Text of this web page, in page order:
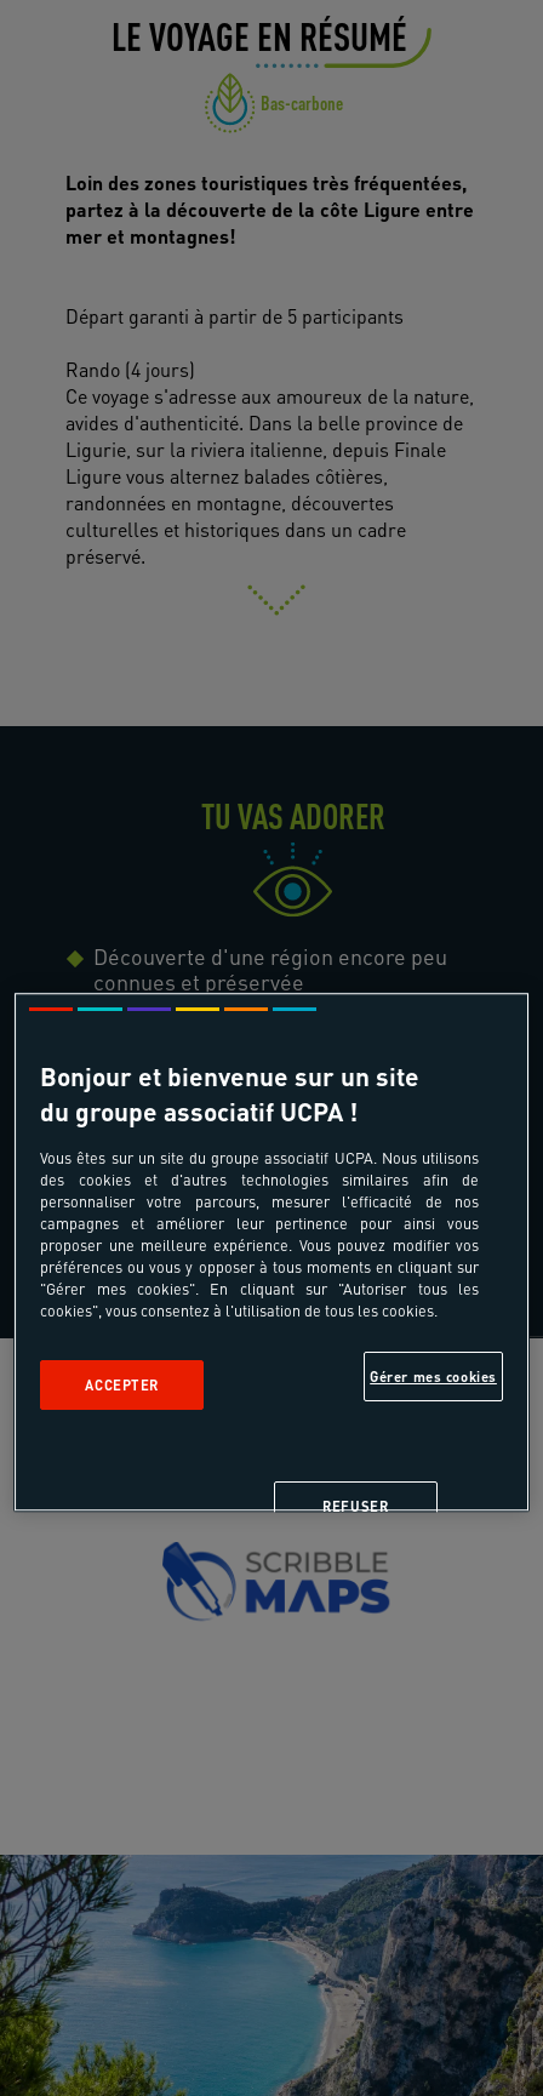
LE VOYAGE EN RÉSUMÉ
Bas-carbone
Loin des zones touristiques très fréquentées,
partez à la découverte de la côte Ligure entre
mer et montagnes!
Départ garanti à partir de 5 participants
Rando (4 jours)
Ce voyage s'adresse aux amoureux de la nature,
avides d'authenticité. Dans la belle province de
Ligurie, sur la riviera italienne, depuis Finale
Ligure vous alternez balades côtières,
randonnées en montagne, découvertes
culturelles et historiques dans un cadre
préservé.
TU VAS ADORER
Découverte d'une région encore peu
connues et préservée
Les sentiers panoramiques le long de la
côte
Un arrière-pays pour les amoureux de la
randonnée
La cuisine typique de la région : pesto,
focaccia, fruits de mer
Bonjour et bienvenue sur un site
du groupe associatif UCPA !
Vous êtes sur un site du groupe associatif UCPA. Nous utilisons
des cookies et d'autres technologies similaires afin de
personnaliser votre parcours, mesurer l'efficacité de nos
campagnes et améliorer leur pertinence pour ainsi vous
proposer une meilleure expérience. Vous pouvez modifier vos
préférences ou vous y opposer à tous moments en cliquant sur
"Gérer mes cookies". En cliquant sur "Autoriser tous les
cookies", vous consentez à l'utilisation de tous les cookies.
Gérer mes cookies
REFUSER
ACCEPTER